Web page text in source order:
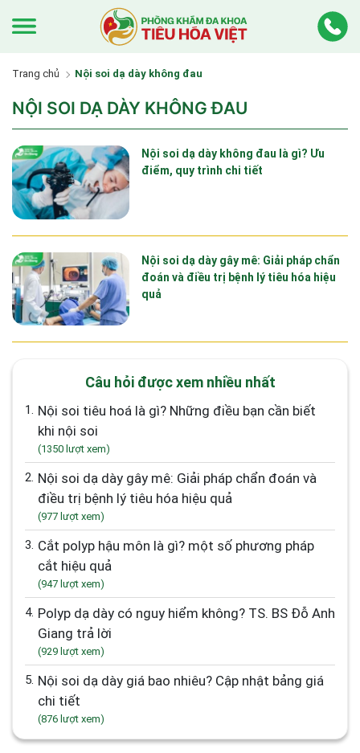
Trang chủ Nội soi dạ dày không đau
NỘI SOI DẠ DÀY KHÔNG ĐAU
Nội soi dạ dày không đau là gì? Ưu
điểm, quy trình chi tiết
Nội soi dạ dày gây mê: Giải pháp chẩn
đoán và điều trị bệnh lý tiêu hóa hiệu
quả
Câu hỏi được xem nhiều nhất
1. Nội soi tiêu hoá là gì? Những điều bạn cần biết
khi nội soi
(1350 lượt xem)
2. Nội soi dạ dày gây mê: Giải pháp chẩn đoán và
điều trị bệnh lý tiêu hóa hiệu quả
(977 lượt xem)
3. Cắt polyp hậu môn là gì? một số phương pháp
cắt hiệu quả
(947 lượt xem)
4. Polyp dạ dày có nguy hiểm không? TS. BS Đỗ Anh
Giang trả lời
(929 lượt xem)
5. Nội soi dạ dày giá bao nhiêu? Cập nhật bảng giá
chi tiết
(876 lượt xem)